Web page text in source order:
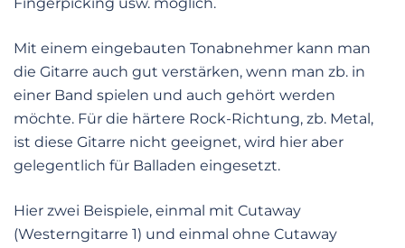
Fingerpicking usw. möglich.
Mit einem eingebauten Tonabnehmer kann man
die Gitarre auch gut verstärken, wenn man zb. in
einer Band spielen und auch gehört werden
möchte. Für die härtere Rock-Richtung, zb. Metal,
ist diese Gitarre nicht geeignet, wird hier aber
gelegentlich für Balladen eingesetzt.
Hier zwei Beispiele, einmal mit Cutaway
(Westerngitarre 1) und einmal ohne Cutaway